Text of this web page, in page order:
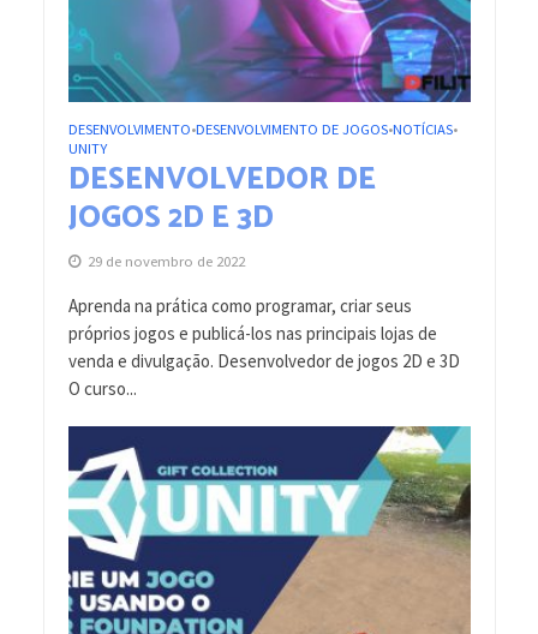
DESENVOLVIMENTO•DESENVOLVIMENTO DE JOGOS•NOTÍCIAS•
UNITY
DESENVOLVEDOR DE
JOGOS 2D E 3D
29 de novembro de 2022
Aprenda na prática como programar, criar seus
próprios jogos e publicá-los nas principais lojas de
venda e divulgação. Desenvolvedor de jogos 2D e 3D
O curso...